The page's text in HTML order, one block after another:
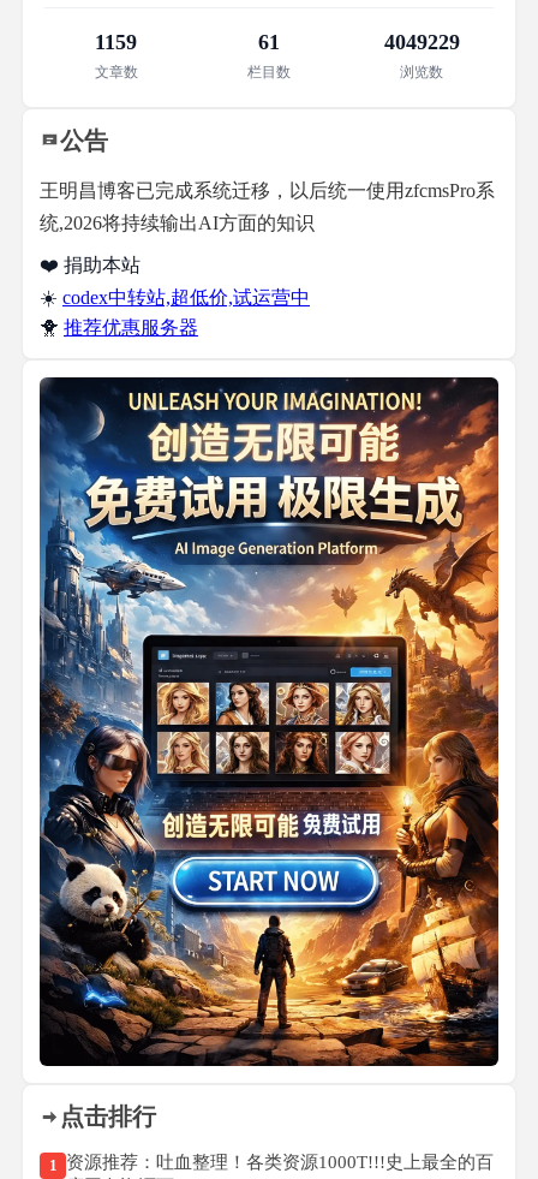
1159
文章数
61
栏目数
4049229
浏览数
公告
王明昌博客已完成系统迁移，以后统一使用zfcmsPro系
统,2026将持续输出AI方面的知识
❤️ 捐助本站
☀️ codex中转站,超低价,试运营中
🐥 推荐优惠服务器
点击排行
1 资源推荐：吐血整理！各类资源1000T!!!史上最全的百